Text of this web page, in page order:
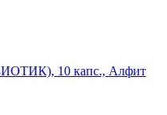
10 капс., Алфит